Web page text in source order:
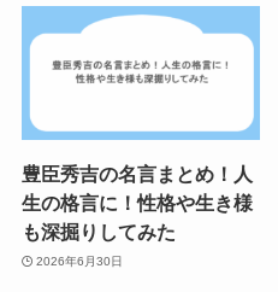
豊臣秀吉の名言まとめ！人
生の格言に！性格や生き様
も深掘りしてみた
2026年6月30日